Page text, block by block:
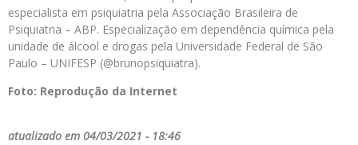
especialista em psiquiatria pela Associação Brasileira de
Psiquiatria – ABP. Especialização em dependência química pela
unidade de álcool e drogas pela Universidade Federal de São
Paulo – UNIFESP (@brunopsiquiatra).
Foto: Reprodução da Internet
atualizado em 04/03/2021 - 18:46